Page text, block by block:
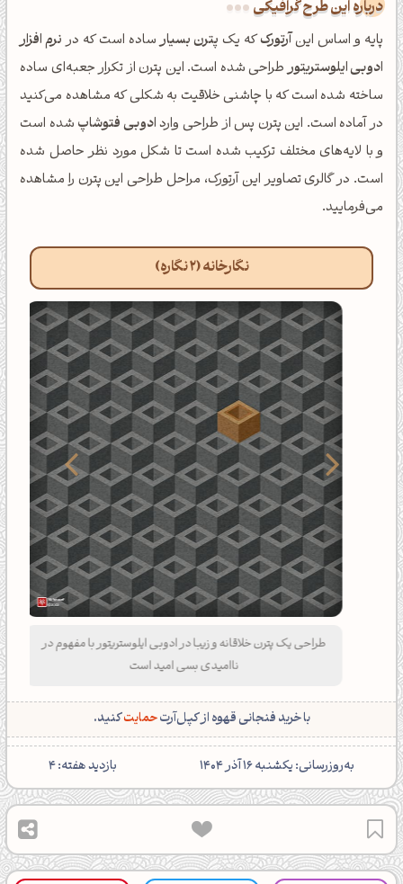
درباره این طرح گرافیکی
پایه و اساس اینآرتورککه یک پترن بسیارساده است که درنرم افزار
ادوبی ایلوستریتورطراحی شده است. این پترن از تکرار جعبه‌ای ساده
ساخته شده است که با چاشنی خلاقیت به شکلی که مشاهده می‌کنید
در آماده است. این پترن پس از طراحی واردادوبی فتوشاپ شده است
و با لایه‌های مختلف ترکیب شده است تا شکل مورد نظر حاصل شده
است. در گالری تصاویر این آرتورک، مراحل طراحی این پترن را مشاهده
می‌فرمایید.
نگارخانه (2 نگاره)
طراحی یک پترن خلاقانه و زیبا در ادوبی ایلوستریتور با مفهوم در
ناامیدی بسی امید است
با خرید فنجانی قهوه از کپل‌آرتحمایتکنید.
‌به‌روزرسانی: یکشنبه 16 آذر 1404 بازدید هفته: 4